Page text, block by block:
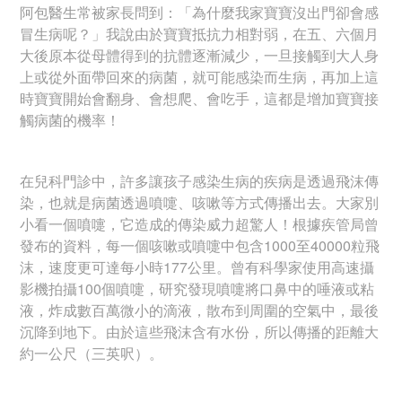
阿包醫生常被家長問到：「為什麼我家寶寶沒出門卻會感
冒生病呢？」我說由於寶寶抵抗力相對弱，在五、六個月
大後原本從母體得到的抗體逐漸減少，一旦接觸到大人身
上或從外面帶回來的病菌，就可能感染而生病，再加上這
時寶寶開始會翻身、會想爬、會吃手，這都是增加寶寶接
觸病菌的機率！
在兒科門診中，許多讓孩子感染生病的疾病是透過飛沫傳
染，也就是病菌透過噴嚏、咳嗽等方式傳播出去。大家別
小看一個噴嚏，它造成的傳染威力超驚人！根據疾管局曾
發布的資料，每一個咳嗽或噴嚏中包含1000至40000粒飛
沫，速度更可達每小時177公里。曾有科學家使用高速攝
影機拍攝100個噴嚏，研究發現噴嚏將口鼻中的唾液或粘
液，炸成數百萬微小的滴液，散布到周圍的空氣中，最後
沉降到地下。由於這些飛沫含有水份，所以傳播的距離大
約一公尺（三英呎）。